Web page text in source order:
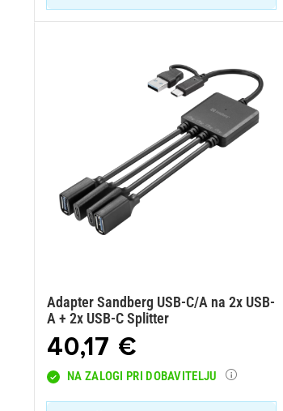
Adapter Sandberg USB-C/A na 2x USB-
A + 2x USB-C Splitter
40,17 €
NA ZALOGI PRI DOBAVITELJU